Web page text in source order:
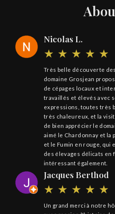
Nicolas L.
Très belle découverte
domaine Grosjean
de cépages locaux et
travaillés et élevés avec
expressions, toutes très
très chaleureux, et la
de bien apprécier le
aimé le Chardonnay et la
et le Fumin en rouge, qui
des élevages délicats en
intéressant également.
Jacques Berthod
Un grand merci à notre